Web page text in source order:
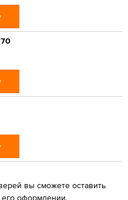
вы сможете оставить
оформлении.